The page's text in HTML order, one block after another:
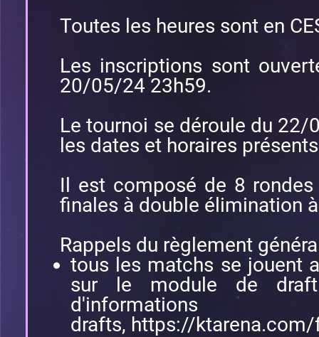
Toutes les heures sont en
Les inscriptions sont
20/05/24 23h59.
Le tournoi se déroule du
les dates et horaires
Il est composé de 8
finales à double élimination
Rappels du règlement
tous les matchs se jouent
sur le module de
drafts, https://